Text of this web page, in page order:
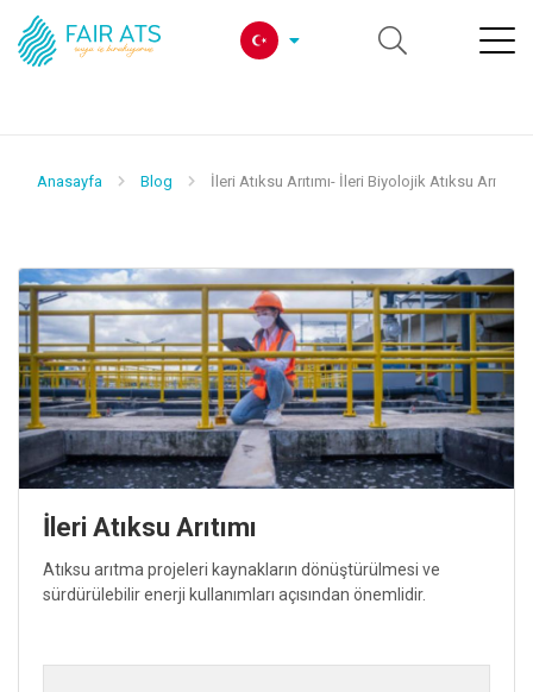
Anasayfa Blog İleri Atıksu Arıtımı- İleri Biyolojik Atıksu Arıtma
İleri Atıksu Arıtımı
Atıksu arıtma projeleri kaynakların dönüştürülmesi ve
sürdürülebilir enerji kullanımları açısından önemlidir.